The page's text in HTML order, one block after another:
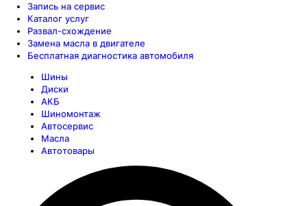
Запись на сервис
Каталог услуг
Развал-схождение
Замена масла в двигателе
Бесплатная диагностика автомобиля
Шины
Диски
АКБ
Шиномонтаж
Автосервис
Масла
Автотовары